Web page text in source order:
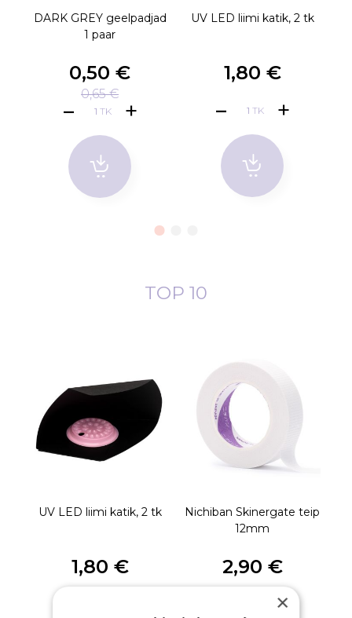
DARK GREY geelpadjad
1 paar
0,50 €
0,65 €
TK
UV LED liimi katik, 2 tk
1,80 €
TK
TOP 10
UV LED liimi katik, 2 tk
1,80 €
Nichiban Skinergate teip
12mm
2,90 €
×